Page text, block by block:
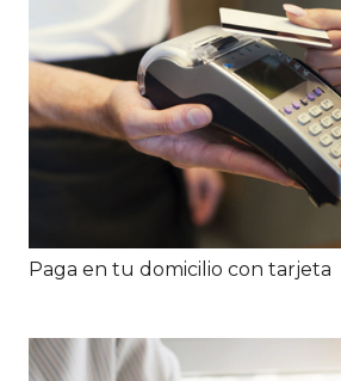
Paga en tu domicilio con tarjeta